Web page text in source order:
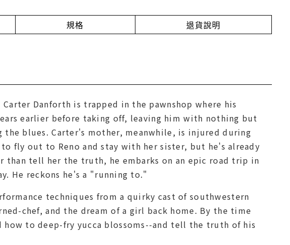
規格 退貨說明
Danforth is trapped in the pawnshop where his
earlier before taking off, leaving him with nothing but
blues. Carter's mother, meanwhile, is injured during
fly out to Reno and stay with her sister, but he's already
than tell her the truth, he embarks on an epic road trip in
He reckons he's a "running to."
techniques from a quirky cast of southwestern
chef, and the dream of a girl back home. By the time
how to deep-fry yucca blossoms--and tell the truth of his